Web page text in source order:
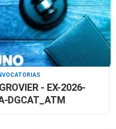
- EX-2026-
DGCAT_ATM